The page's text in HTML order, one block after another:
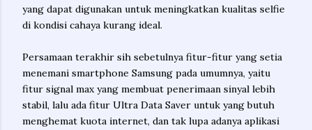
yang dapat digunakan untuk meningkatkan kualitas selfie
di kondisi cahaya kurang ideal.
Persamaan terakhir sih sebetulnya fitur-fitur yang setia
menemani smartphone Samsung pada umumnya, yaitu
fitur signal max yang membuat penerimaan sinyal lebih
stabil, lalu ada fitur Ultra Data Saver untuk yang butuh
menghemat kuota internet, dan tak lupa adanya aplikasi